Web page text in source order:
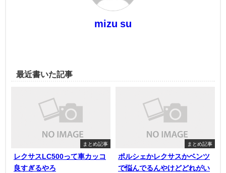
mizu su
最近書いた記事
まとめ記事
レクサスLC500って車カッコ
良すぎるやろ
まとめ記事
ポルシェかレクサスかベンツ
で悩んでるんやけどどれがい